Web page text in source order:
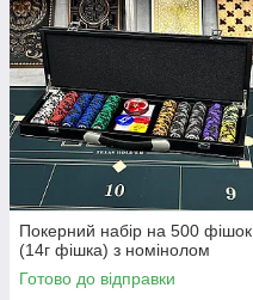
Покерний набір на 500 фішок
(14г фішка) з номінолом
Готово до відправки